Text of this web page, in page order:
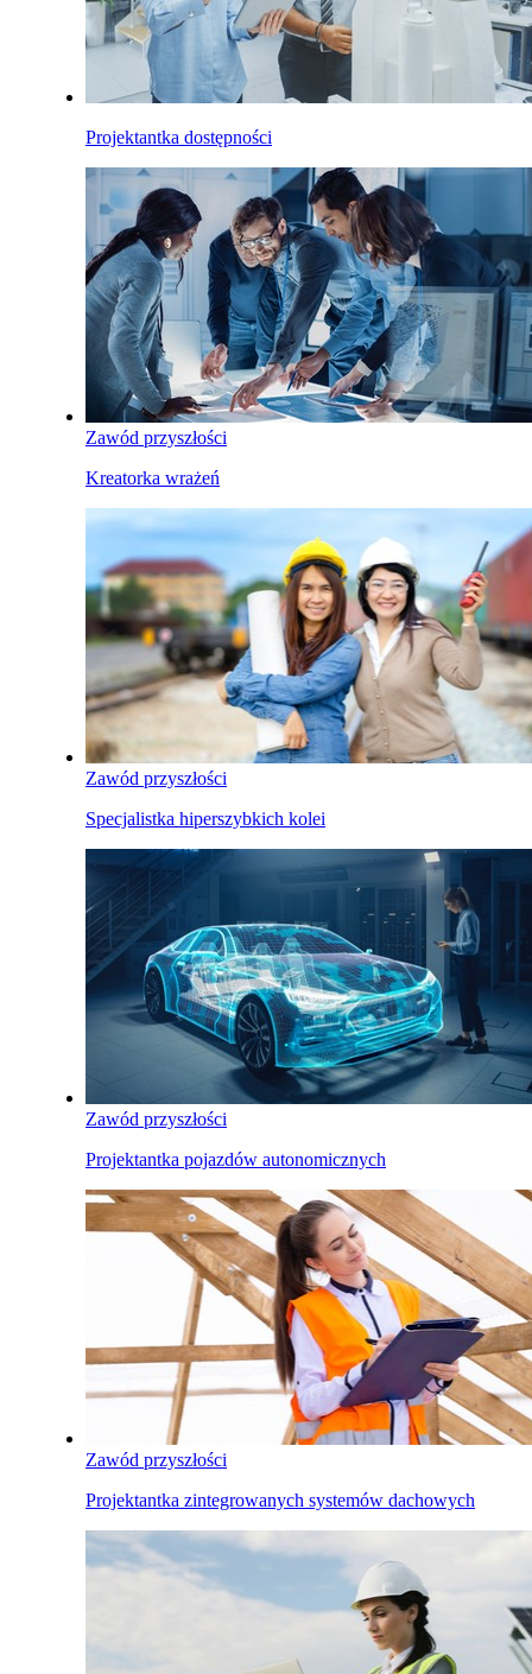
Projektantka dostępności
Zawód przyszłości
Kreatorka wrażeń
Zawód przyszłości
Specjalistka hiperszybkich kolei
Zawód przyszłości
Projektantka pojazdów autonomicznych
Zawód przyszłości
Projektantka zintegrowanych systemów dachowych